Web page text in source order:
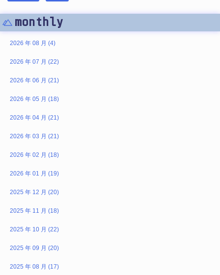
monthly
2026 年 08 月 (4)
2026 年 07 月 (22)
2026 年 06 月 (21)
2026 年 05 月 (18)
2026 年 04 月 (21)
2026 年 03 月 (21)
2026 年 02 月 (18)
2026 年 01 月 (19)
2025 年 12 月 (20)
2025 年 11 月 (18)
2025 年 10 月 (22)
2025 年 09 月 (20)
2025 年 08 月 (17)